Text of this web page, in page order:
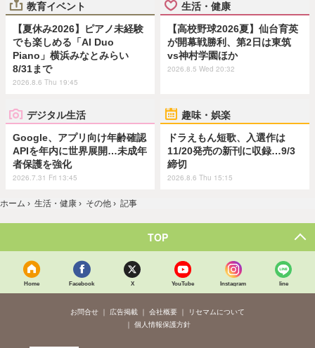
教育イベント
【夏休み2026】ピアノ未経験
でも楽しめる「AI Duo
Piano」横浜みなとみらい
8/31まで
2026.8.6 Thu 19:45
生活・健康
【高校野球2026夏】仙台育英
が開幕戦勝利、第2日は東筑
vs神村学園ほか
2026.8.5 Wed 20:32
デジタル生活
Google、アプリ向け年齢確認
APIを年内に世界展開…未成年
者保護を強化
2026.7.31 Fri 13:45
趣味・娯楽
ドラえもん短歌、入選作は
11/20発売の新刊に収録…9/3
締切
2026.8.6 Thu 15:15
ホーム › 生活・健康 › その他 › 記事
TOP
Home Facebook X YouTube Instagram line
お問合せ 広告掲載 会社概要
リセマムについて
個人情報保護方針